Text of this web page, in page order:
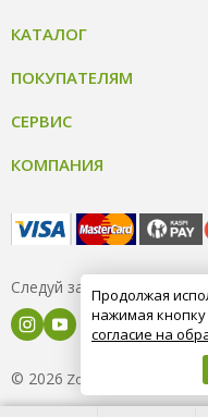
КАТАЛОГ
ПОКУПАТЕЛЯМ
СЕРВИС
КОМПАНИЯ
Следуй за нами
© 2026 ZooOptTorg.KZ 8
Продолжая
нажимая
согласие на